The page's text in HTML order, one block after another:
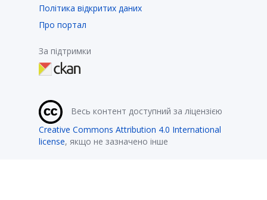
Політика відкритих даних
Про портал
За підтримки
Весь контент доступний за ліцензією
Creative Commons Attribution 4.0 International
license, якщо не зазначено інше